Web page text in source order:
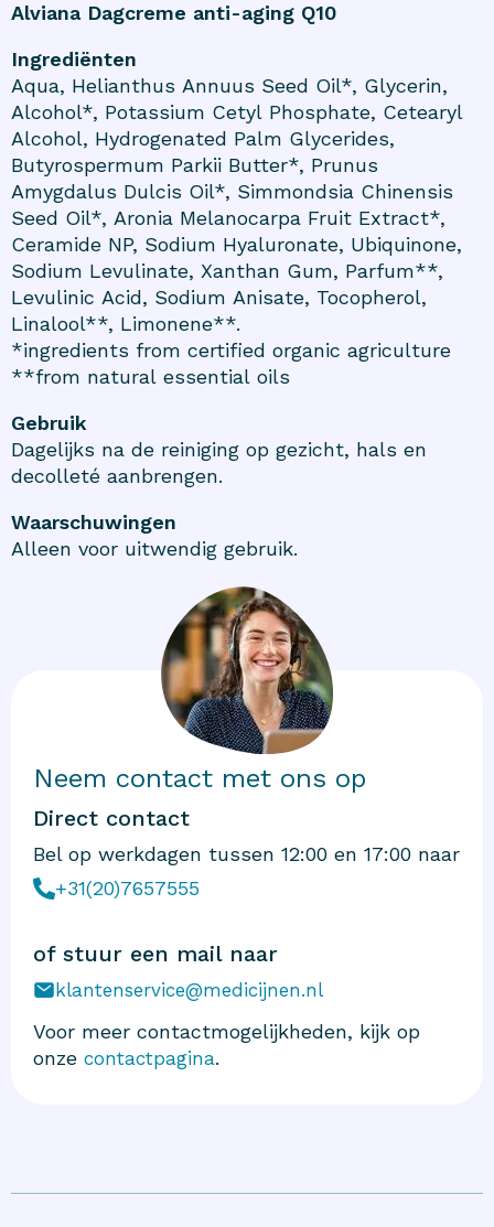
Alviana Dagcreme anti-aging Q10
Ingrediënten
Aqua, Helianthus Annuus Seed Oil*, Glycerin,
Alcohol*, Potassium Cetyl Phosphate, Cetearyl
Alcohol, Hydrogenated Palm Glycerides,
Butyrospermum Parkii Butter*, Prunus
Amygdalus Dulcis Oil*, Simmondsia Chinensis
Seed Oil*, Aronia Melanocarpa Fruit Extract*,
Ceramide NP, Sodium Hyaluronate, Ubiquinone,
Sodium Levulinate, Xanthan Gum, Parfum**,
Levulinic Acid, Sodium Anisate, Tocopherol,
Linalool**, Limonene**.
*ingredients from certified organic agriculture
**from natural essential oils
Gebruik
Dagelijks na de reiniging op gezicht, hals en
decolleté aanbrengen.
Waarschuwingen
Alleen voor uitwendig gebruik.
Neem contact met ons op
Direct contact
Bel op werkdagen tussen 12:00 en 17:00 naar
+31(20)7657555
of stuur een mail naar
klantenservice@medicijnen.nl
Voor meer contactmogelijkheden, kijk op
onze contactpagina.